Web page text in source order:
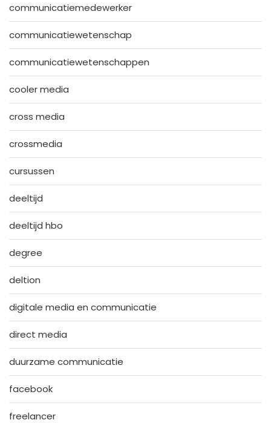
communicatiemedewerker
communicatiewetenschap
communicatiewetenschappen
cooler media
cross media
crossmedia
cursussen
deeltijd
deeltijd hbo
degree
deltion
digitale media en communicatie
direct media
duurzame communicatie
facebook
freelancer